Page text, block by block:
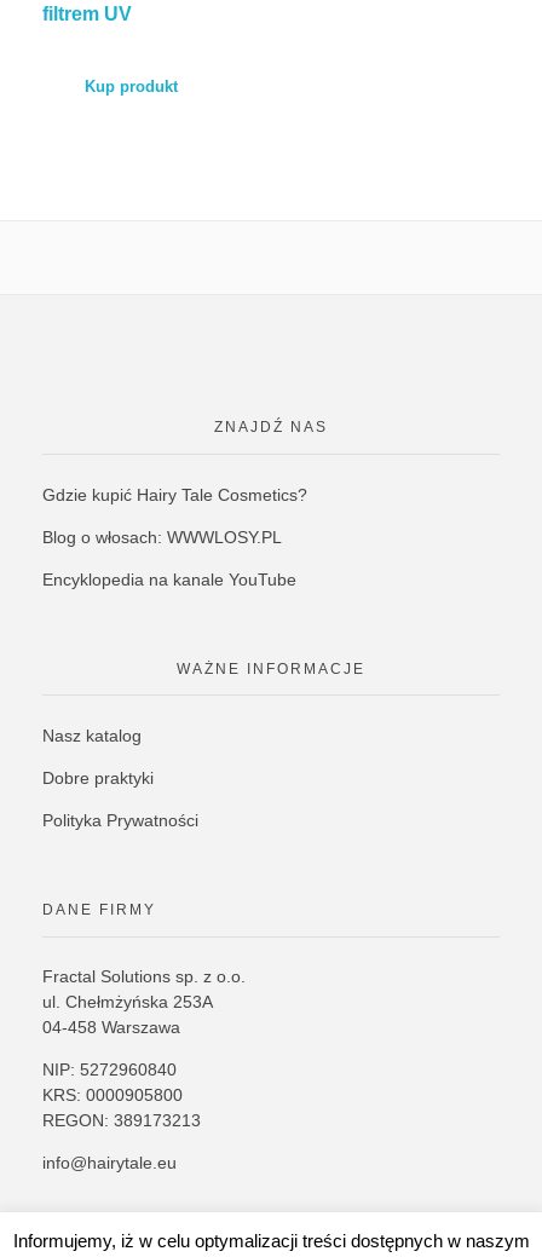
filtrem UV
Kup produkt
ZNAJDŹ NAS
Gdzie kupić Hairy Tale Cosmetics?
Blog o włosach: WWWLOSY.PL
Encyklopedia na kanale YouTube
WAŻNE INFORMACJE
Nasz katalog
Dobre praktyki
Polityka Prywatności
DANE FIRMY
Fractal Solutions sp. z o.o.
ul. Chełmżyńska 253A
04-458 Warszawa
NIP: 5272960840
KRS: 0000905800
REGON: 389173213
info@hairytale.eu
Informujemy, iż w celu optymalizacji treści dostępnych w naszym